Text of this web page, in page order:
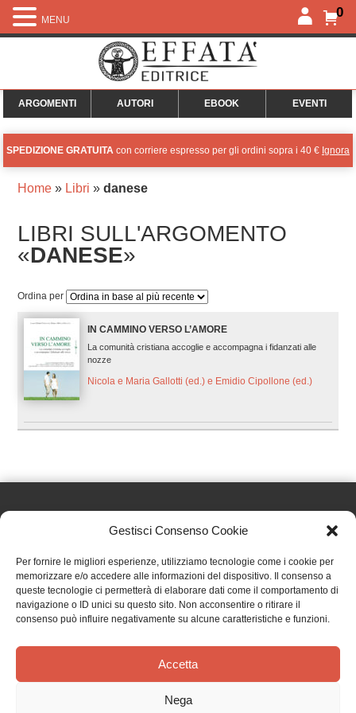
Gestisci Consenso Cookie
Per fornire le migliori esperienze, utilizziamo tecnologie come i cookie per
memorizzare e/o accedere alle informazioni del dispositivo. Il consenso a
queste tecnologie ci permetterà di elaborare dati come il comportamento di
navigazione o ID unici su questo sito. Non acconsentire o ritirare il
consenso può influire negativamente su alcune caratteristiche e funzioni.
Accetta
Nega
0
ARGOMENTI AUTORI EBOOK EVENTI
SPEDIZIONE GRATUITA con corriere espresso per gli ordini sopra i 40 € Ignora
Home» Libri » danese
LIBRI SULL'ARGOMENTO
«DANESE»
Ordina per
IN CAMMINO VERSO L’AMORE
La comunità cristiana accoglie e accompagna i fidanzati alle
nozze
Nicola e Maria Gallotti (ed.) e Emidio Cipollone (ed.)
Effatà Editrice di Pellegrino Paolo SAS
C.F. e P.IVA 09655250018
Via Tre Denti, 1 - 10060 Cantalupa (TO)
Telefono: (+39) 0121 353452 - Fax: (+39) 0121 353839
TERMINI E CONDIZIONI
MENU